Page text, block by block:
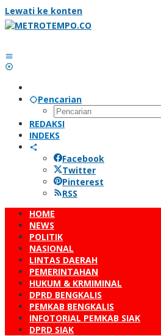
Lewati ke konten
Pencarian
REDAKSI
INDEKS
Facebook
Twitter
Pinterest
RSS
HOME
NEWS
POLITIK
NASIONAL
LINTAS DAERAH
PEMERINTAHAN
HUKUM & KRMIMINAL
DPRD BENGKALIS
PEMKAB BENGKALIS
INFOTORIAL PEMKAB SIAK
DPRD SIAK